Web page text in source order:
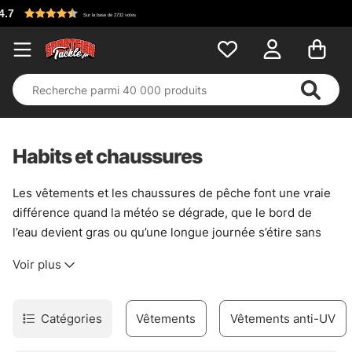
Habits et chaussures
Les vêtements et les chaussures de pêche font une vraie
différence quand la météo se dégrade, que le bord de
l’eau devient gras ou qu’une longue journée s’étire sans
l’adhérence et pouvoir bouger librement, sans lutter
évite les glissades sur les berges humides, tandis qu’une
tenue bien pensée coupe le vent sans enfermer le corps
Voir plus
Catégories Vêtements Vêtements anti-UV